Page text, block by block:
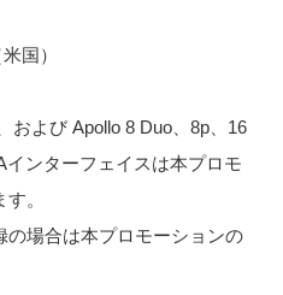
国）
および Apollo 8 Duo、8p、16
ンターフェイスは本プロモ
。
場合は本プロモーションの